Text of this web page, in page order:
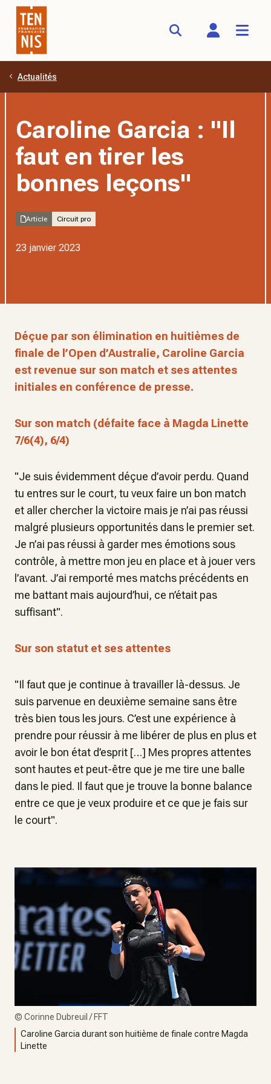
Aller au contenu principal
Actualités
Caroline Garcia : "Il
faut en tirer les
bonnes leçons"
Article Circuit pro
23 janvier 2023
Déçue par son élimination en huitièmes de
finale de l’Open d’Australie, Caroline Garcia
est revenue sur son match et ses attentes
initiales en conférence de presse.
Sur son match (défaite face à Magda Linette
7/6(4), 6/4)
"Je suis évidemment déçue d’avoir perdu. Quand
tu entres sur le court, tu veux faire un bon match
et aller chercher la victoire mais je n’ai pas réussi
malgré plusieurs opportunités dans le premier set.
Je n’ai pas réussi à garder mes émotions sous
contrôle, à mettre mon jeu en place et à jouer vers
l’avant. J’ai remporté mes matchs précédents en
me battant mais aujourd’hui, ce n’était pas
suffisant".
Sur son statut et ses attentes
"Il faut que je continue à travailler là-dessus. Je
suis parvenue en deuxième semaine sans être
très bien tous les jours. C’est une expérience à
prendre pour réussir à me libérer de plus en plus et
avoir le bon état d’esprit […] Mes propres attentes
sont hautes et peut-être que je me tire une balle
dans le pied. Il faut que je trouve la bonne balance
entre ce que je veux produire et ce que je fais sur
le court".
© Corinne Dubreuil / FFT
Caroline Garcia durant son huitième de finale contre Magda
Linette